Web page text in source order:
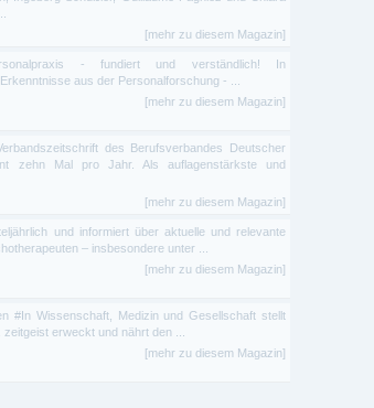
[mehr zu diesem Magazin]
- fundiert und verständlich! In
aus der Personalforschung - ...
[mehr zu diesem Magazin]
des Berufsverbandes Deutscher
zehn Mal pro Jahr. Als auflagenstärkste und
[mehr zu diesem Magazin]
und informiert über aktuelle und relevante
– insbesondere unter ...
[mehr zu diesem Magazin]
#In Wissenschaft, Medizin und Gesellschaft stellt
erweckt und nährt den ...
[mehr zu diesem Magazin]